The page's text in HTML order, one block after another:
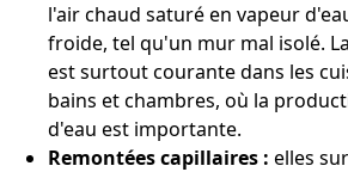
l'air chaud saturé en vapeur
froide, tel qu'un mur mal isolé.
est surtout courante dans les
bains et chambres, où la
d'eau est importante.
Remontées capillaires : elles